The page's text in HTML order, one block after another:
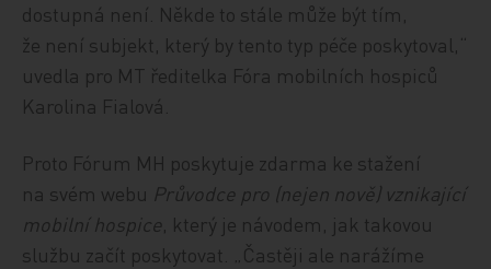
dostupná není. Někde to stále může být tím,
že není subjekt, který by tento typ péče poskytoval,“
uvedla pro MT ředitelka Fóra mobilních hospiců
Karolina Fialová.
Proto Fórum MH poskytuje zdarma ke stažení
na svém webu Průvodce pro (nejen nově) vznikající
mobilní hospice, který je návodem, jak takovou
službu začít poskytovat. „Častěji ale narážíme